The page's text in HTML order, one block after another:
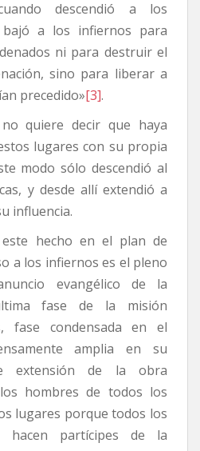
descendió a los
bajó a los infiernos para
ni para destruir el
sino para liberar a
precedido»[3].
quiere decir que haya
lugares con su propia
modo sólo descendió al
y desde allí extendió a
influencia.
hecho en el plan de
a los infiernos es el pleno
evangélico de la
fase de la misión
fase condensada en el
amplia en su
extensión de la obra
hombres de todos los
lugares porque todos los
partícipes de la